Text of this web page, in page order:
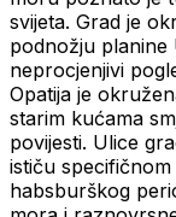
svijeta. Grad je
podnožju planine
neprocjenjivi
Opatija je
starim kućama
povijesti. Ulice
ističu
habsburškog